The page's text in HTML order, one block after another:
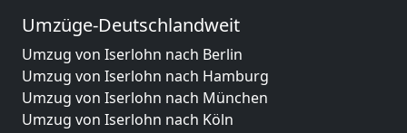
Umzüge-Deutschlandweit
Umzug von Iserlohn nach Berlin
Umzug von Iserlohn nach Hamburg
Umzug von Iserlohn nach München
Umzug von Iserlohn nach Köln